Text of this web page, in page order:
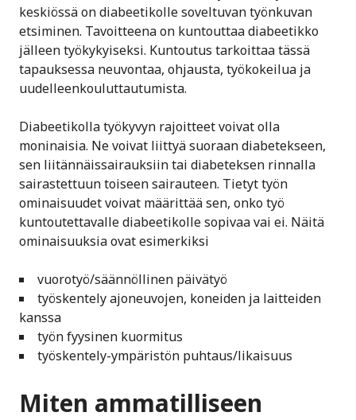
keskiössä on diabeetikolle soveltuvan työnkuvan
etsiminen. Tavoitteena on kuntouttaa diabeetikko
jälleen työkykyiseksi. Kuntoutus tarkoittaa tässä
tapauksessa neuvontaa, ohjausta, työkokeilua ja
uudelleenkouluttautumista.
Diabeetikolla työkyvyn rajoitteet voivat olla
moninaisia. Ne voivat liittyä suoraan diabetekseen,
sen liitännäissairauksiin tai diabeteksen rinnalla
sairastettuun toiseen sairauteen. Tietyt työn
ominaisuudet voivat määrittää sen, onko työ
kuntoutettavalle diabeetikolle sopivaa vai ei. Näitä
ominaisuuksia ovat esimerkiksi
vuorotyö/säännöllinen päivätyö
työskentely ajoneuvojen, koneiden ja laitteiden
kanssa
työn fyysinen kuormitus
työskentely-ympäristön puhtaus/likaisuus
Miten ammatilliseen